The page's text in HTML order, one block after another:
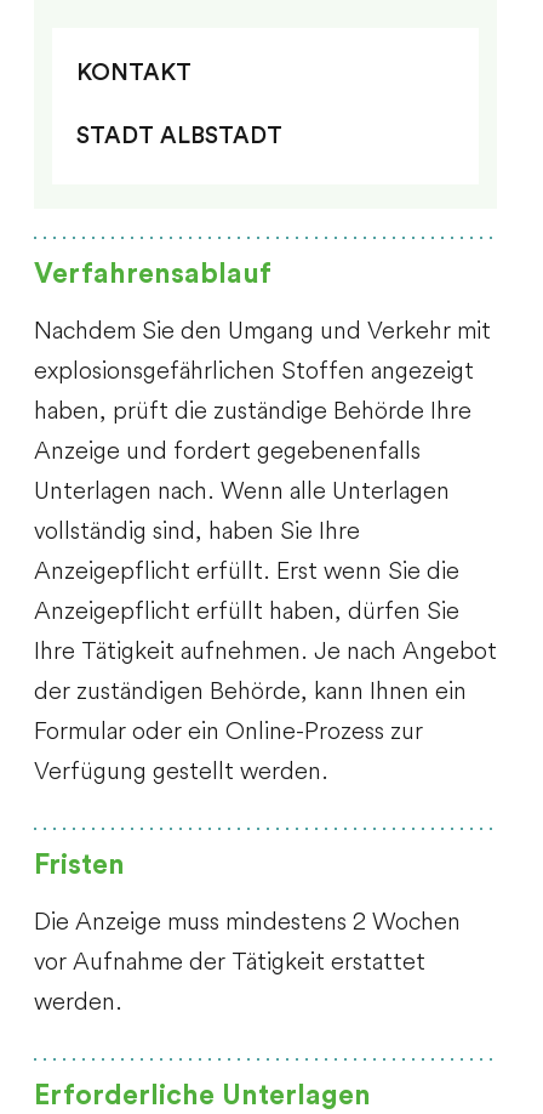
KONTAKT
STADT ALBSTADT
Verfahrensablauf
Nachdem Sie den Umgang und Verkehr mit
explosionsgefährlichen Stoffen angezeigt
haben, prüft die zuständige Behörde Ihre
Anzeige und fordert gegebenenfalls
Unterlagen nach. Wenn alle Unterlagen
vollständig sind, haben Sie Ihre
Anzeigepflicht erfüllt. Erst wenn Sie die
Anzeigepflicht erfüllt haben, dürfen Sie
Ihre Tätigkeit aufnehmen. Je nach Angebot
der zuständigen Behörde, kann Ihnen ein
Formular oder ein Online-Prozess zur
Verfügung gestellt werden.
Fristen
Die Anzeige muss mindestens 2 Wochen
vor Aufnahme der Tätigkeit erstattet
werden.
Erforderliche Unterlagen